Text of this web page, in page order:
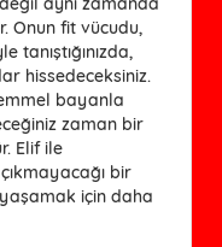
Onun fit vücudu,
tanıştığınızda,
hissedeceksiniz.
bayanla
zaman bir
Elif ile
bir
için daha